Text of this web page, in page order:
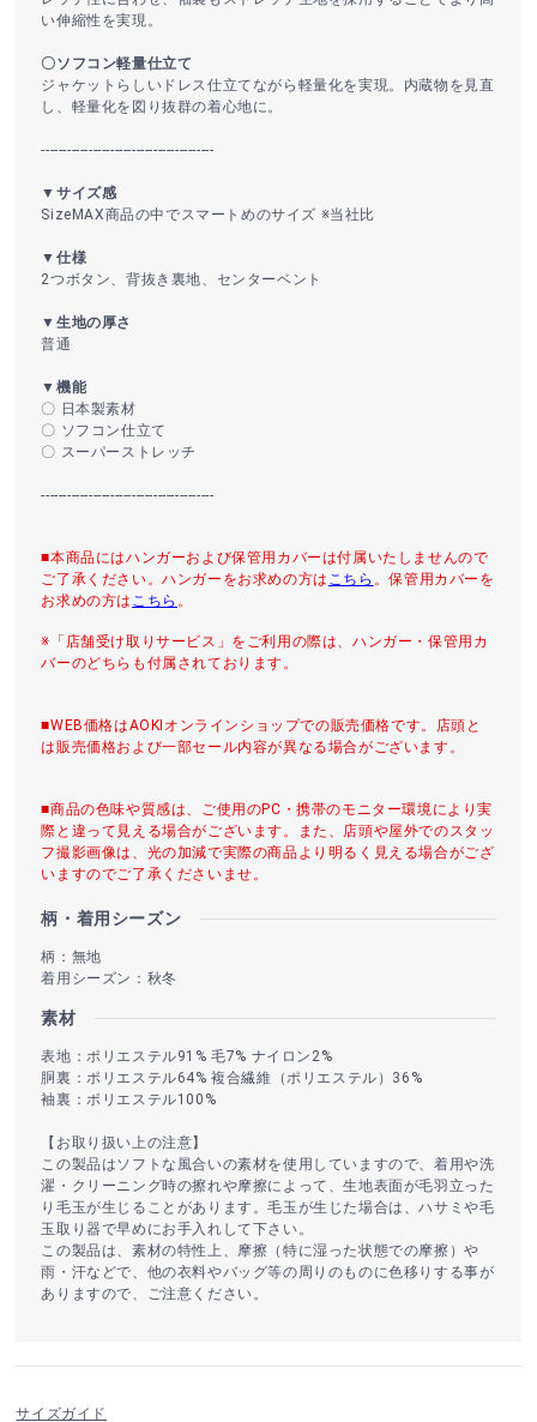
い伸縮性を実現。
〇ソフコン軽量仕立て
ジャケットらしいドレス仕立てながら軽量化を実現。内蔵物を見直
し、軽量化を図り抜群の着心地に。
----------------------------------------
▼サイズ感
SizeMAX商品の中でスマートめのサイズ ※当社比
▼仕様
2つボタン、背抜き裏地、センターベント
▼生地の厚さ
普通
▼機能
〇 日本製素材
〇 ソフコン仕立て
〇 スーパーストレッチ
----------------------------------------
■本商品にはハンガーおよび保管用カバーは付属いたしませんので
ご了承ください。ハンガーをお求めの方は こちら 。保管用カバーを
お求めの方は こちら 。
※「店舗受け取りサービス」をご利用の際は、ハンガー・保管用カ
バーのどちらも付属されております。
■WEB価格はAOKIオンラインショップでの販売価格です。店頭と
は販売価格および一部セール内容が異なる場合がございます。
■商品の色味や質感は、ご使用のPC・携帯のモニター環境により実
際と違って見える場合がございます。また、店頭や屋外でのスタッ
フ撮影画像は、光の加減で実際の商品より明るく見える場合がござ
いますのでご了承くださいませ。
柄・着用シーズン
柄：無地
着用シーズン：秋冬
素材
表地：ポリエステル91% 毛7% ナイロン2%
胴裏：ポリエステル64% 複合繊維（ポリエステル）36%
袖裏：ポリエステル100%
【お取り扱い上の注意】
この製品はソフトな風合いの素材を使用していますので、着用や洗
濯・クリーニング時の擦れや摩擦によって、生地表面が毛羽立った
り毛玉が生じることがあります。毛玉が生じた場合は、ハサミや毛
玉取り器で早めにお手入れして下さい。
この製品は、素材の特性上、摩擦（特に湿った状態での摩擦）や
雨・汗などで、他の衣料やバッグ等の周りのものに色移りする事が
ありますので、ご注意ください。
サイズガイド